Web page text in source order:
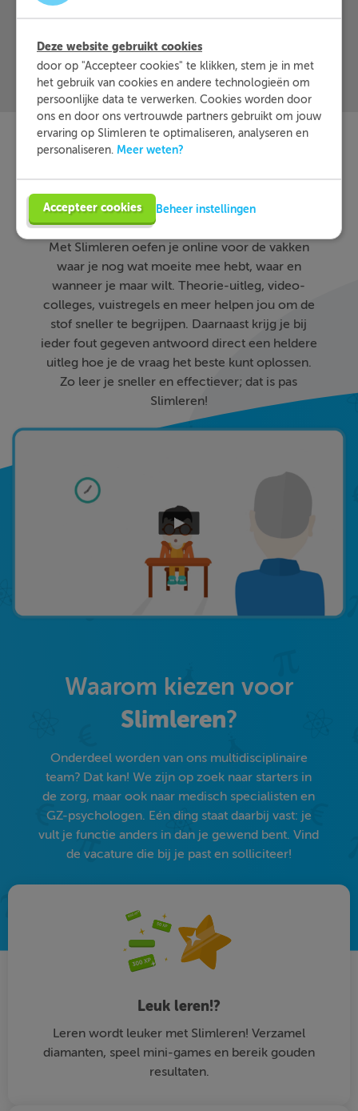
Wat isSlimlerennou
eigenlijk?
Met Slimleren oefen je online voor de vakken
waar je nog wat moeite mee hebt, waar en
wanneer je maar wilt. Theorie-uitleg, video-
colleges, vuistregels en meer helpen jou om de
stof sneller te begrijpen. Daarnaast krijg je bij
ieder fout gegeven antwoord direct een heldere
uitleg hoe je de vraag het beste kunt oplossen.
Zo leer je sneller en effectiever; dat is pas
Slimleren!
Waarom kiezen voor
Slimleren?
Onderdeel worden van ons multidisciplinaire
team? Dat kan! We zijn op zoek naar starters in
de zorg, maar ook naar medisch specialisten en
GZ-psychologen. Eén ding staat daarbij vast: je
vult je functie anders in dan je gewend bent. Vind
de vacature die bij je past en solliciteer!
Leuk leren!?
Leren wordt leuker met Slimleren! Verzamel
diamanten, speel mini-games en bereik gouden
resultaten.
Deze website gebruikt cookies
door op "Accepteer cookies" te klikken, stem je in met
het gebruik van cookies en andere technologieën om
persoonlijke data te verwerken. Cookies worden door
ons en door ons vertrouwde partners gebruikt om jouw
ervaring op Slimleren te optimaliseren, analyseren en
personaliseren. Meer weten?
Accepteer cookies Beheer instellingen